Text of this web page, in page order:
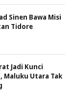
Sinen Bawa Misi
Tidore
Jadi Kunci
Maluku Utara Tak